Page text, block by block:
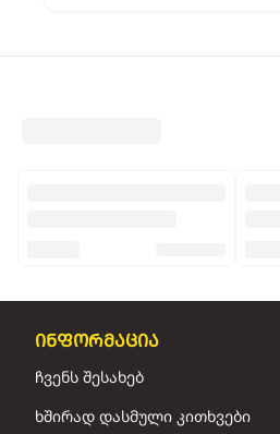
ინფორმაცია
ჩვენს შესახებ
ხშირად დასმული კითხვები